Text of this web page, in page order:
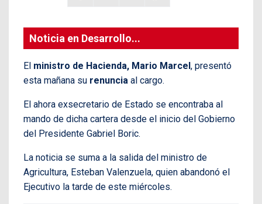
Noticia en Desarrollo...
El ministro de Hacienda, Mario Marcel, presentó
esta mañana su renuncia al cargo.
El ahora exsecretario de Estado se encontraba al
mando de dicha cartera desde el inicio del Gobierno
del Presidente Gabriel Boric.
La noticia se suma a la salida del ministro de
Agricultura, Esteban Valenzuela, quien abandonó el
Ejecutivo la tarde de este miércoles.